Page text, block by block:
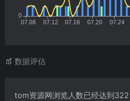
数据评估
tom资源网浏览人数已经达到